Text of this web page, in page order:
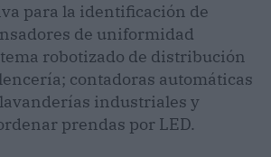
para la identificación de
de uniformidad
robotizado de distribución
contadoras automáticas
industriales y
prendas por LED.